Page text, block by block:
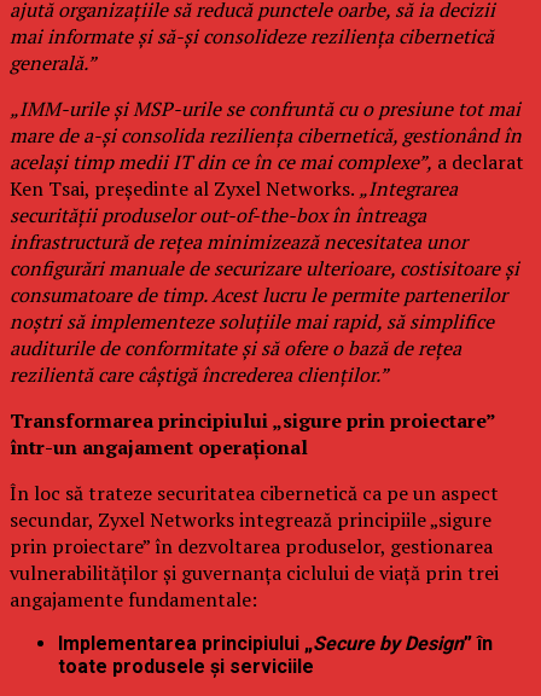
ajută organizațiile să reducă punctele oarbe, să ia decizii
mai informate și să-și consolideze reziliența cibernetică
generală.”
„IMM-urile și MSP-urile se confruntă cu o presiune tot mai
mare de a-și consolida reziliența cibernetică, gestionând în
același timp medii IT din ce în ce mai complexe”, a declarat
Ken Tsai, președinte al Zyxel Networks. „Integrarea
securității produselor out-of-the-box în întreaga
infrastructură de rețea minimizează necesitatea unor
configurări manuale de securizare ulterioare, costisitoare și
consumatoare de timp. Acest lucru le permite partenerilor
noștri să implementeze soluțiile mai rapid, să simplifice
auditurile de conformitate și să ofere o bază de rețea
rezilientă care câștigă încrederea clienților.”
Transformarea principiului „sigure prin proiectare”
într-un angajament operațional
În loc să trateze securitatea cibernetică ca pe un aspect
secundar, Zyxel Networks integrează principiile „sigure
prin proiectare” în dezvoltarea produselor, gestionarea
vulnerabilităților și guvernanța ciclului de viață prin trei
angajamente fundamentale:
Implementarea principiului „Secure by Design” în
toate produsele și serviciile